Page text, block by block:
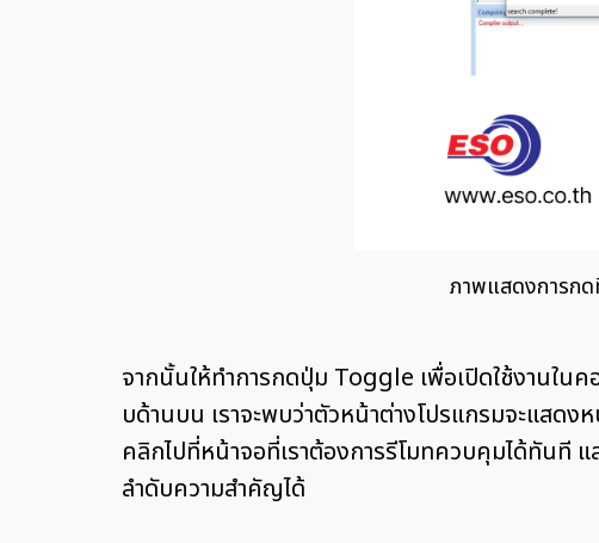
ภาพแสดงการก
จากนั้นให้ทำการกดปุ่ม Toggle เพื่อเปิดใช้งาน
บด้านบน เราจะพบว่าตัวหน้าต่างโปรแกรมจะแสด
คลิกไปที่หน้าจอที่เราต้องการรีโมทควบคุมได้ทันที
ลำดับความสำคัญได้